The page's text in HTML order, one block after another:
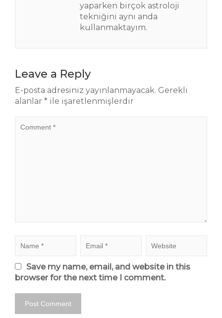
yaparken birçok astroloji
tekniğini aynı anda
kullanmaktayım.
Leave a Reply
E-posta adresiniz yayınlanmayacak. Gerekli
alanlar * ile işaretlenmişlerdir
Save my name, email, and website in this
browser for the next time I comment.